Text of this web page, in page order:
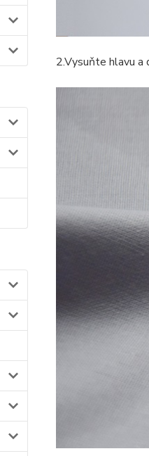
2.Vysuňte hlavu a